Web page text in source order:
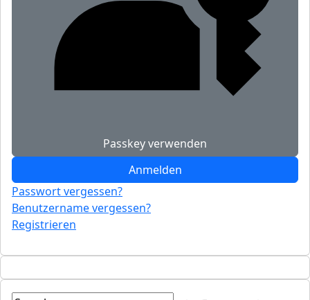
Passkey verwenden
Anmelden
Passwort vergessen?
Benutzername vergessen?
Registrieren